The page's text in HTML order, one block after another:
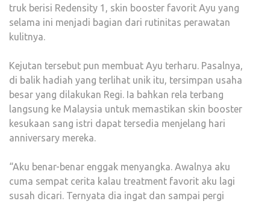
truk berisi Redensity 1, skin booster favorit Ayu yang
selama ini menjadi bagian dari rutinitas perawatan
kulitnya.
Kejutan tersebut pun membuat Ayu terharu. Pasalnya,
di balik hadiah yang terlihat unik itu, tersimpan usaha
besar yang dilakukan Regi. Ia bahkan rela terbang
langsung ke Malaysia untuk memastikan skin booster
kesukaan sang istri dapat tersedia menjelang hari
anniversary mereka.
“Aku benar-benar enggak menyangka. Awalnya aku
cuma sempat cerita kalau treatment favorit aku lagi
susah dicari. Ternyata dia ingat dan sampai pergi